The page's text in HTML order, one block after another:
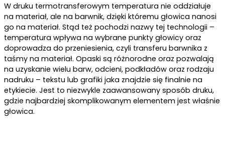
W druku termotransferowym temperatura nie oddziałuje
na materiał, ale na barwnik, dzięki któremu głowica nanosi
go na materiał. Stąd też pochodzi nazwy tej technologii –
temperatura wpływa na wybrane punkty głowicy oraz
doprowadza do przeniesienia, czyli transferu barwnika z
taśmy na materiał. Opaski są różnorodne oraz pozwalają
na uzyskanie wielu barw, odcieni, podkładów oraz rodzaju
nadruku – tekstu lub grafiki jaka znajdzie się finalnie na
etykiecie. Jest to niezwykle zaawansowany sposób druku,
gdzie najbardziej skomplikowanym elementem jest właśnie
głowica.